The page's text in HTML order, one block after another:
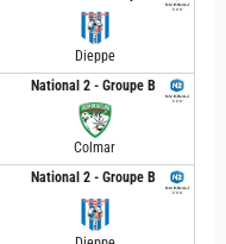
Dieppe
National 2 - Groupe B
Colmar
National 2 - Groupe B